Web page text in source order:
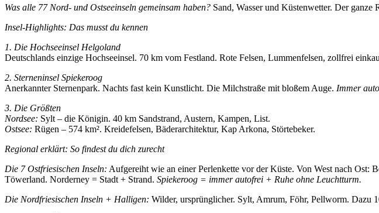
Was alle 77 Nord- und Ostseeinseln gemeinsam haben? Sand, Wasser und Küstenwetter. Der
Insel-Highlights: Das musst du kennen
1. Die Hochseeinsel Helgoland
Deutschlands einzige Hochseeinsel. 70 km vom Festland. Rote Felsen, Lummenfelsen, zollfrei
2. Sterneninsel Spiekeroog
Anerkannter Sternenpark. Nachts fast kein Kunstlicht. Die Milchstraße mit bloßem Auge. Immer
3. Die Größten
Nordsee: Sylt – die Königin. 40 km Sandstrand, Austern, Kampen, List.
Ostsee: Rügen – 574 km². Kreidefelsen, Bäderarchitektur, Kap Arkona, Störtebeker.
Regional erklärt: So findest du dich zurecht
Die 7 Ostfriesischen Inseln: Aufgereiht wie an einer Perlenkette vor der Küste. Von West nach Ost:
Töwerland. Norderney = Stadt + Strand. Spiekeroog = immer autofrei + Ruhe ohne Leuchtturm.
Die Nordfriesischen Inseln + Halligen: Wilder, ursprünglicher. Sylt, Amrum, Föhr, Pellworm. Dazu